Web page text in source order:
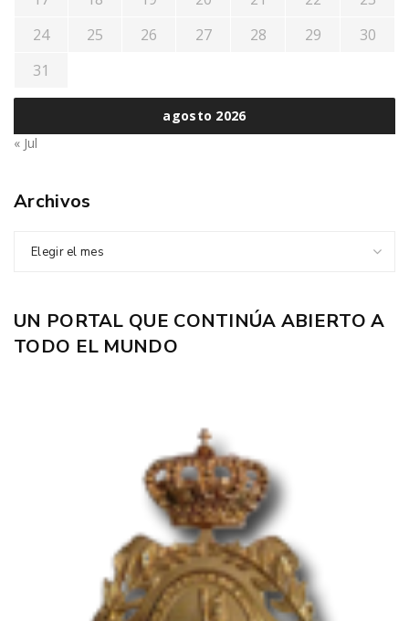
agosto 2026
24
25 26 27 28 29
30
31
« Jul
Archivos
Elegir el mes
UN PORTAL QUE CONTINÚA ABIERTO A
TODO EL MUNDO